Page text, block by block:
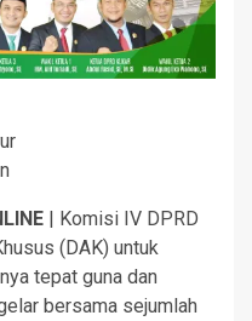
| Komisi IV DPRD
(DAK) untuk
tepat guna dan
bersama sejumlah